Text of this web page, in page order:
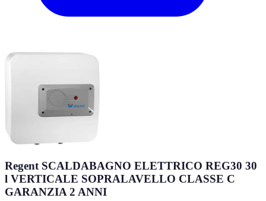
Regent SCALDABAGNO ELETTRICO REG30 30
l VERTICALE SOPRALAVELLO CLASSE C
GARANZIA 2 ANNI